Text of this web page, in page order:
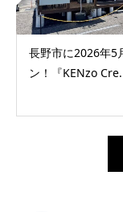
長野市に2026年5
ン！『KENzo